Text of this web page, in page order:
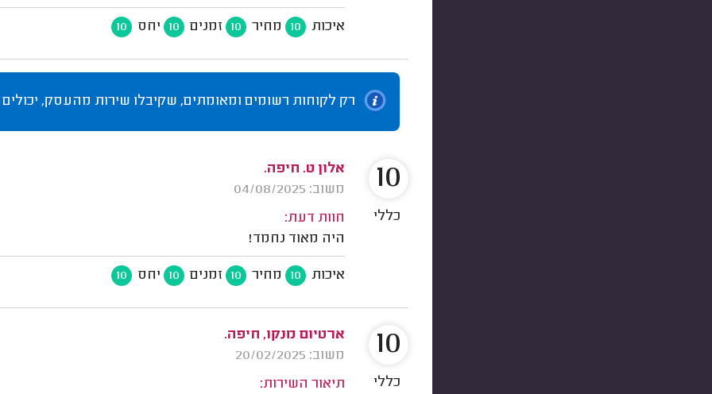
איכות 10 מחיר 10 זמנים 10 יחס 10
רק לקוחות רשומים ומאומתים, שקיבלו שירות מהעסק,
אלון ט. חיפה.
משוב: 04/08/2025
חוות דעת:
היה מאוד נחמד!
איכות 10 מחיר 10 זמנים 10 יחס 10
10
כללי
ארטיום מנקו, חיפה.
משוב: 20/02/2025
תיאור השירות:
10
כללי